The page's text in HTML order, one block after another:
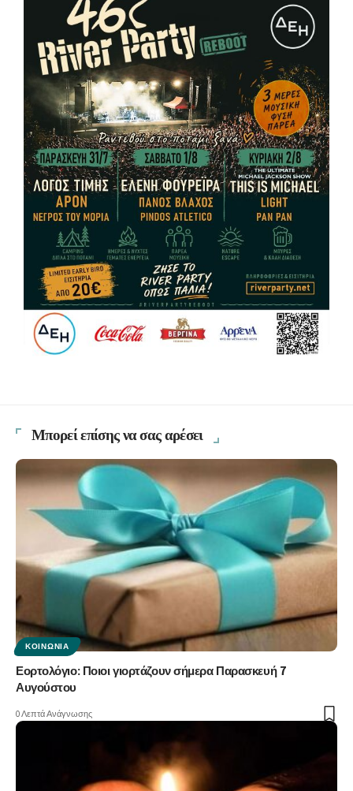
Μπορεί επίσης να σας αρέσει
ΚΟΙΝΩΝΊΑ
Εορτολόγιο: Ποιοι γιορτάζουν σήμερα Παρασκευή 7
Αυγούστου
0 Λεπτά Ανάγνωσης